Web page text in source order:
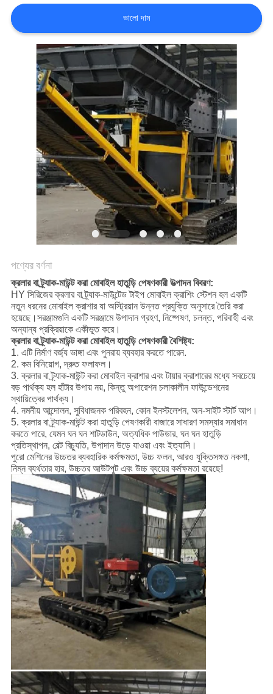
মামলা
গোপনীয়তা
ভালো দাম
পণ্যের বর্ণনা
ক্রলার বা ট্র্যাক-মাউন্ট করা মোবাইল হাতুড়ি পেষণকারী উত্পাদন বিবরণ:
HY সিরিজের ক্রলার বা ট্র্যাক-মাউন্টেড টাইপ মোবাইল ক্রাশিং স্টেশন হল একটি
নতুন ধরনের মোবাইল ক্রাশার যা অস্ট্রিয়ান উন্নত প্রযুক্তি অনুসারে তৈরি করা
হয়েছে।সরঞ্জামগুলি একটি সরঞ্জামে উপাদান গ্রহণ, নিষ্পেষণ, চলন্ত, পরিবাহী এবং
অন্যান্য প্রক্রিয়াকে একীভূত করে।
ক্রলার বা ট্র্যাক-মাউন্ট করা মোবাইল হাতুড়ি পেষণকারী বৈশিষ্ট্য:
1. এটি নির্মাণ বর্জ্য ভাঙ্গা এবং পুনরায় ব্যবহার করতে পারেন.
2. কম বিনিয়োগ, দ্রুত ফলাফল।
3. ক্রলার বা ট্র্যাক-মাউন্ট করা মোবাইল ক্রাশার এবং টায়ার ক্রাশারের মধ্যে সবচেয়ে
বড় পার্থক্য হল হাঁটার উপায় নয়, কিন্তু অপারেশন চলাকালীন ফাউন্ডেশনের
স্থায়িত্বের পার্থক্য।
4. নমনীয় আন্দোলন, সুবিধাজনক পরিবহন, কোন ইনস্টলেশন, অন-সাইট স্টার্ট আপ।
5. ক্রলার বা ট্র্যাক-মাউন্ট করা হাতুড়ি পেষণকারী বাজারে সাধারণ সমস্যার সমাধান
করতে পারে, যেমন ঘন ঘন শাটডাউন, অত্যধিক পাউডার, ঘন ঘন হাতুড়ি
প্রতিস্থাপন, বেল্ট বিচ্যুতি, উপাদান উড়ে যাওয়া এবং ইত্যাদি।
পুরো মেশিনের উচ্চতর ব্যবহারিক কর্মক্ষমতা, উচ্চ ফলন, আরও যুক্তিসঙ্গত নকশা,
নিম্ন ব্যর্থতার হার, উচ্চতর আউটপুট এবং উচ্চ ব্যয়ের কর্মক্ষমতা রয়েছে!